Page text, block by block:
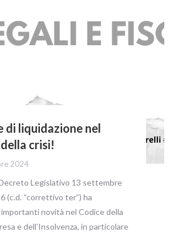
di liquidazione nel
crisi!
2024
Legislativo 13 settembre
(c.d. “correttivo ter”) ha
novità nel Codice della
e dell’Insolvenza, in particolare